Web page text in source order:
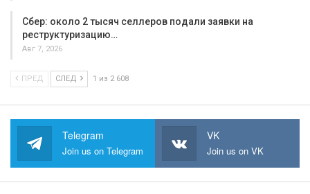
Сбер: около 2 тысяч селлеров подали заявки на
реструктуризацию…
Авг 7, 2026
ПРЕД СЛЕД 1 из 2 608
Telegram
Join us on Telegram
VK
Join us on VK